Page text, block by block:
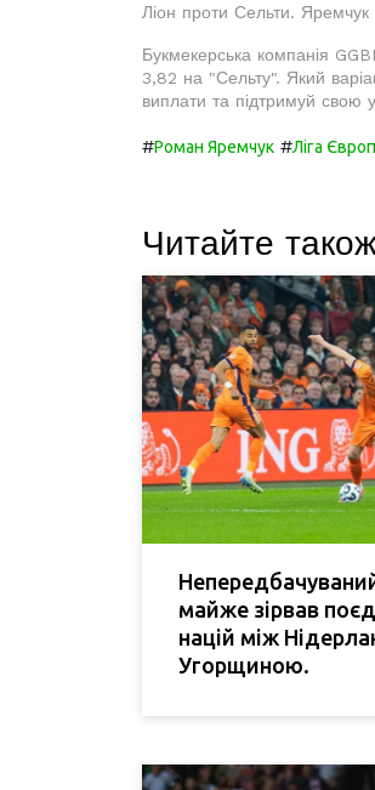
Ліон проти Сельти.
Букмекерська компанія
3,82 на "Сельту". Який
виплати та підтримуй свою
#Роман Яремчук #Ліга
Читайте
майже зірвав
націй між
Угорщиною.